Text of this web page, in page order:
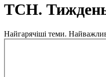
ТСН.
Найгарячіші теми.